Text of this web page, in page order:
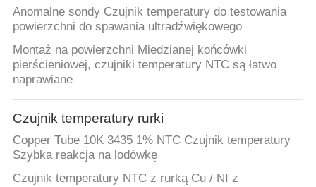
Anomalne sondy Czujnik temperatury do testowania
powierzchni do spawania ultradźwiękowego
Montaż na powierzchni Miedzianej końcówki
pierścieniowej, czujniki temperatury NTC są łatwo
naprawiane
Czujnik temperatury rurki
Copper Tube 10K 3435 1% NTC Czujnik temperatury
Szybka reakcja na lodówkę
Czujnik temperatury NTC z rurką Cu / NI z